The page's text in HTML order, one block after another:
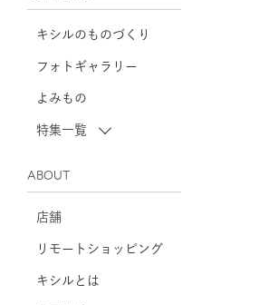
キシルのものづくり
フォトギャラリー
よみもの
特集一覧
ABOUT
店舗
リモートショッピング
キシルとは